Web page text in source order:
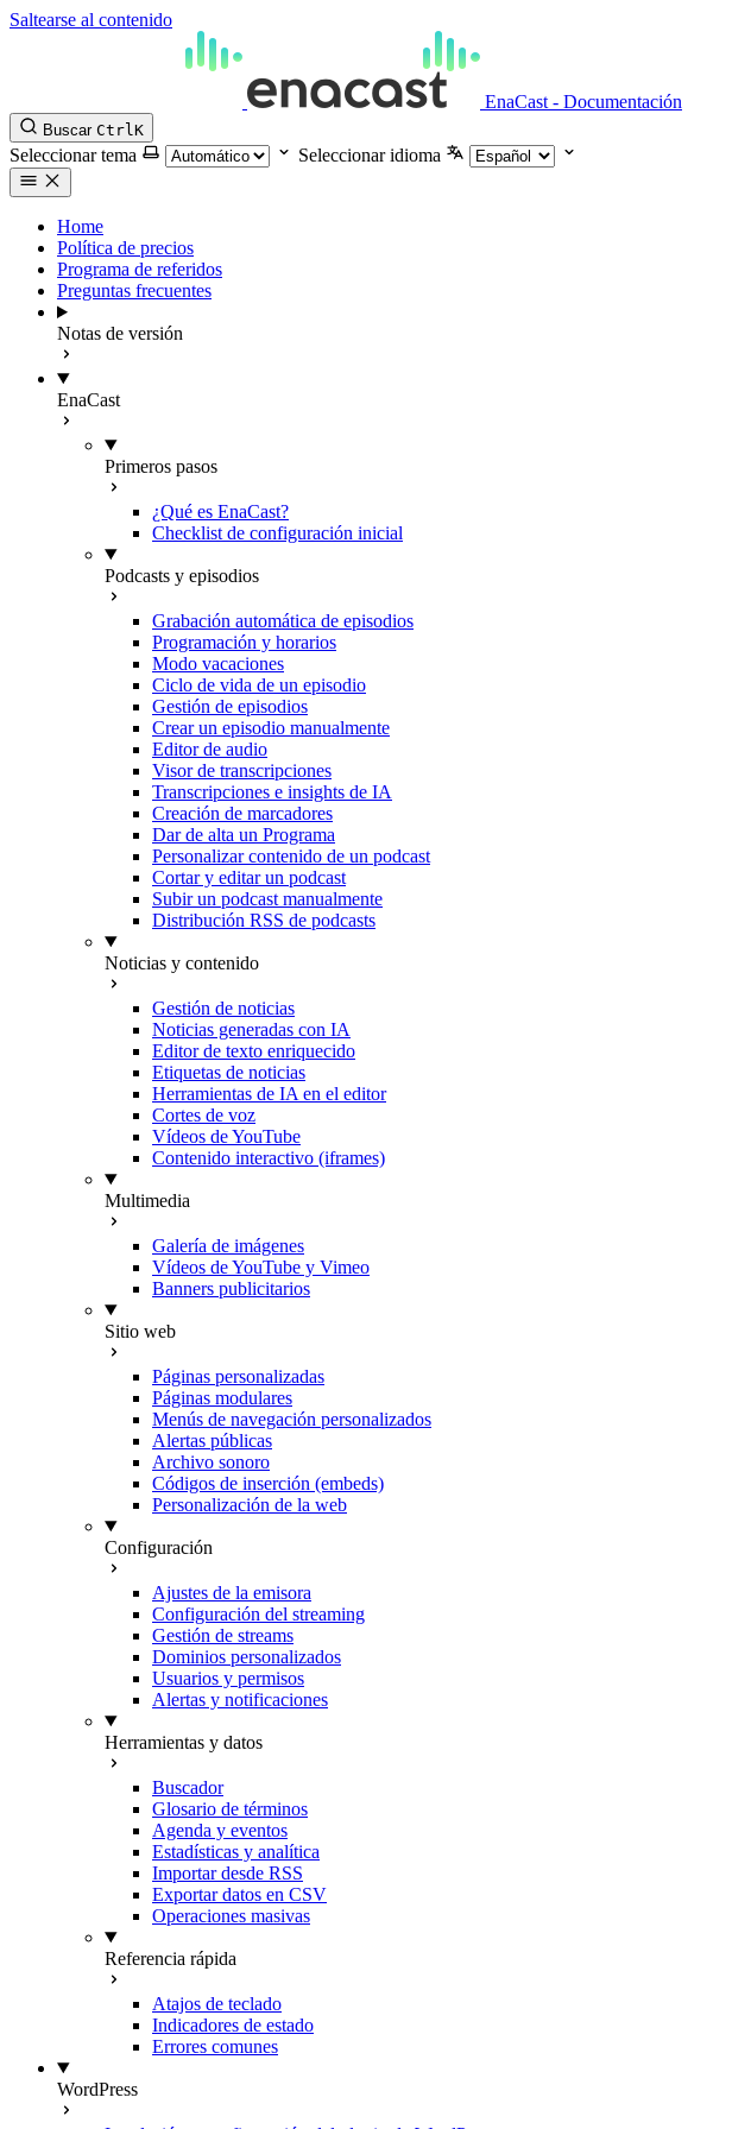
Saltearse al contenido
EnaCast - Documentación
Buscar CtrlK
Seleccionar tema Seleccionar idioma
Home
Política de precios
Programa de referidos
Preguntas frecuentes
Notas de versión
EnaCast
Primeros pasos
¿Qué es EnaCast?
Checklist de configuración inicial
Podcasts y episodios
Grabación automática de episodios
Programación y horarios
Modo vacaciones
Ciclo de vida de un episodio
Gestión de episodios
Crear un episodio manualmente
Editor de audio
Visor de transcripciones
Transcripciones e insights de IA
Creación de marcadores
Dar de alta un Programa
Personalizar contenido de un podcast
Cortar y editar un podcast
Subir un podcast manualmente
Distribución RSS de podcasts
Noticias y contenido
Gestión de noticias
Noticias generadas con IA
Editor de texto enriquecido
Etiquetas de noticias
Herramientas de IA en el editor
Cortes de voz
Vídeos de YouTube
Contenido interactivo (iframes)
Multimedia
Galería de imágenes
Vídeos de YouTube y Vimeo
Banners publicitarios
Sitio web
Páginas personalizadas
Páginas modulares
Menús de navegación personalizados
Alertas públicas
Archivo sonoro
Códigos de inserción (embeds)
Personalización de la web
Configuración
Ajustes de la emisora
Configuración del streaming
Gestión de streams
Dominios personalizados
Usuarios y permisos
Alertas y notificaciones
Herramientas y datos
Buscador
Glosario de términos
Agenda y eventos
Estadísticas y analítica
Importar desde RSS
Exportar datos en CSV
Operaciones masivas
Referencia rápida
Atajos de teclado
Indicadores de estado
Errores comunes
WordPress